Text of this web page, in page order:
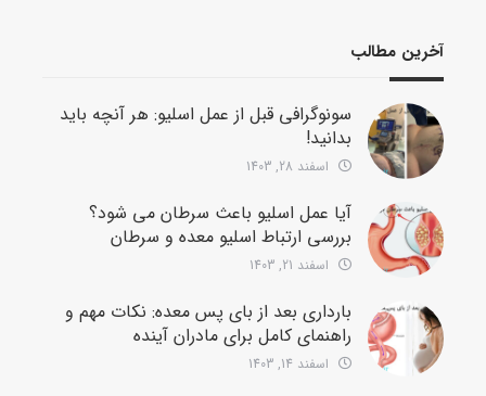
آخرین مطالب
سونوگرافی قبل از عمل اسلیو: هر آنچه باید
بدانید!
اسفند 28, 1403
آیا عمل اسلیو باعث سرطان می شود؟
بررسی ارتباط اسلیو معده و سرطان
اسفند 21, 1403
بارداری بعد از بای پس معده: نکات مهم و
راهنمای کامل برای مادران آینده
اسفند 14, 1403